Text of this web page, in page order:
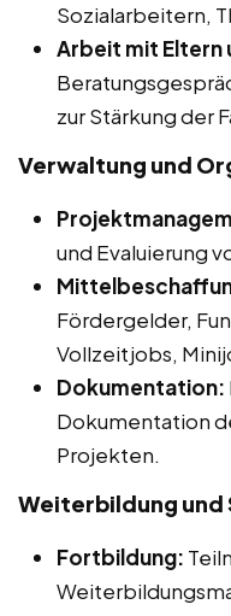
Sozialarbeitern,
Arbeit mit Eltern
zur Stärkung der
Verwaltung und
und Evaluierung
Fördergelder,
Vollzeitjobs,
Dokumentation:
Dokumentation
Projekten.
Weiterbildung
Fortbildung: